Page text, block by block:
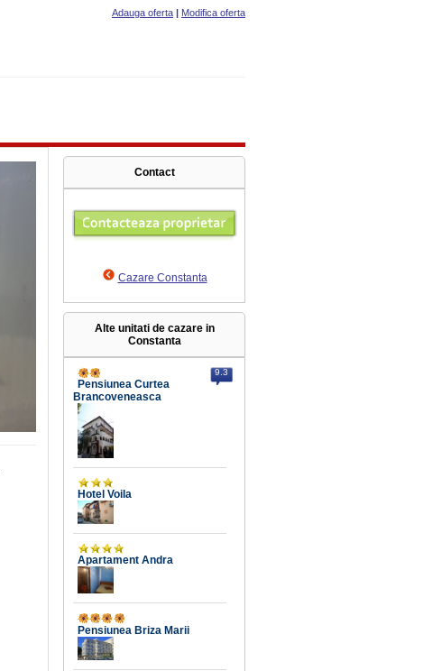
Adauga oferta | Modifica oferta
Contact
Cazare Constanta
Alte unitati de cazare in
Constanta
Pensiunea Curtea
Brancoveneasca
9.3
Hotel Voila
Apartament Andra
Pensiunea Briza Marii